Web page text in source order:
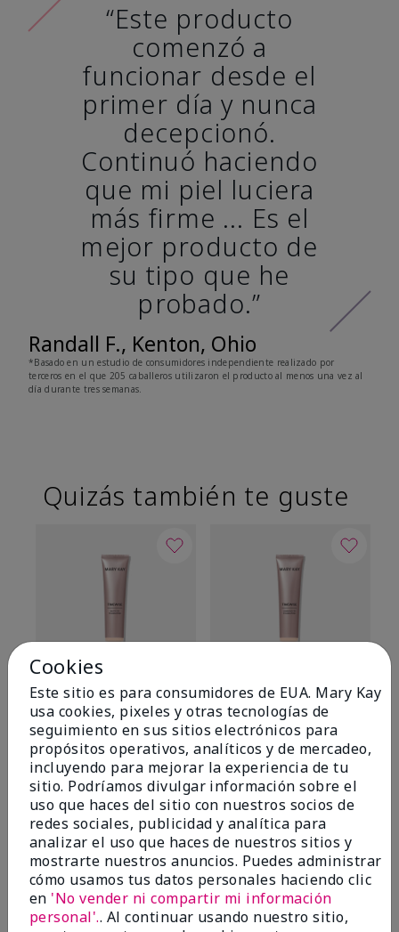
“Este producto
comenzó a
funcionar desde el
primer día y nunca
decepcionó.
Continuó haciendo
que mi piel luciera
más firme ... Es el
mejor producto de
su tipo que he
probado.”
Randall F., Kenton, Ohio
*Basado en un estudio de consumidores independiente realizado por
terceros en el que 205 caballeros utilizaron el producto al menos una vez al
día durante tres semanas.
Quizás también te guste
TimeWise® Matte 3D
Foundation
Light 1​ (subtonos rosados
fríos)
$28.00
TimeWise® Luminous 3D
Foundation
Light 1​ (subtonos rosados
fríos)
$28.00
Cookies
Este sitio es para consumidores de EUA. Mary Kay
usa cookies, pixeles y otras tecnologías de
seguimiento en sus sitios electrónicos para
propósitos operativos, analíticos y de mercadeo,
incluyendo para mejorar la experiencia de tu
sitio. Podríamos divulgar información sobre el
uso que haces del sitio con nuestros socios de
redes sociales, publicidad y analítica para
analizar el uso que haces de nuestros sitios y
mostrarte nuestros anuncios. Puedes administrar
cómo usamos tus datos personales haciendo clic
en 'No vender ni compartir mi información
personal'.. Al continuar usando nuestro sitio,